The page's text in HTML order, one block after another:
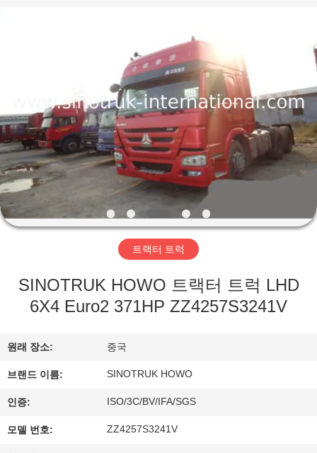
제
품
우
리
관
것
공
장
트랙터 트럭
SINOTRUK HOWO 트랙터 트럭 LHD
6X4 Euro2 371HP ZZ4257S3241V
원래 장소: 중국
브랜드 이름: SINOTRUK HOWO
인증: ISO/3C/BV/IFA/SGS
모델 번호: ZZ4257S3241V